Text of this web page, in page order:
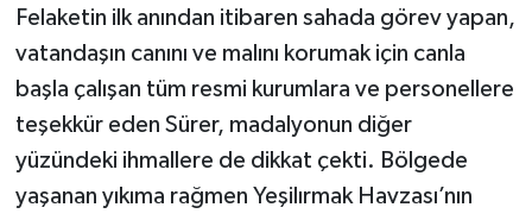
Felaketin ilk anından itibaren sahada görev yapan,
vatandaşın canını ve malını korumak için canla
başla çalışan tüm resmi kurumlara ve personellere
teşekkür eden Sürer, madalyonun diğer
yüzündeki ihmallere de dikkat çekti. Bölgede
yaşanan yıkıma rağmen Yeşilırmak Havzası’nın